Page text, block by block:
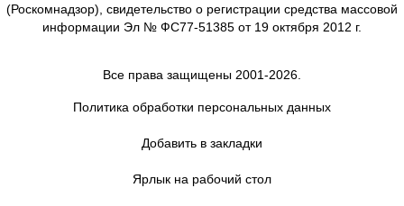
(Роскомнадзор), свидетельство о регистрации средства массовой
информации Эл № ФС77-51385 от 19 октября 2012 г.
Все права защищены 2001-2026.
Политика обработки персональных данных
Добавить в закладки
Ярлык на рабочий стол